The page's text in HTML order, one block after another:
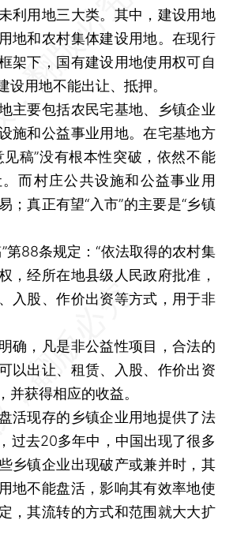
利用地三大类。其中，建设用地
地和农村集体建设用地。在现行
架下，国有建设用地使用权可自
设用地不能出让、抵押。
要包括农民宅基地、乡镇企业
施和公益事业用地。在宅基地方
见稿”没有根本性突破，依然不能
而村庄公共设施和公益事业用
；真正有望“入市”的主要是“乡镇
88条规定：“依法取得的农村集
，经所在地县级人民政府批准，
入股、作价出资等方式，用于非
，凡是非公益性项目，合法的
以出让、租赁、入股、作价出资
并获得相应的收益。
现存的乡镇企业用地提供了法
过去20多年中，中国出现了很多
乡镇企业出现破产或兼并时，其
地不能盘活，影响其有效率地使
，其流转的方式和范围就大大扩